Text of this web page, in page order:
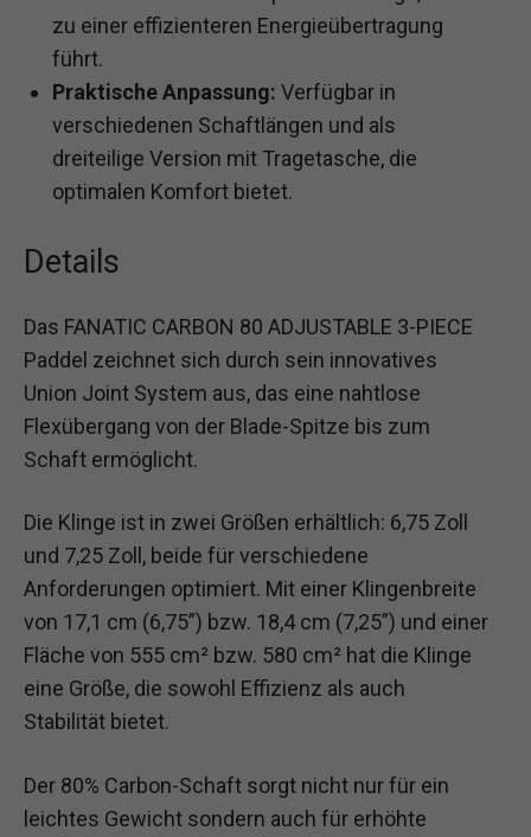
zu einer effizienteren Energieübertragung
führt.
Praktische Anpassung: Verfügbar in
verschiedenen Schaftlängen und als
dreiteilige Version mit Tragetasche, die
optimalen Komfort bietet.
Details
Das FANATIC CARBON 80 ADJUSTABLE 3-PIECE
Paddel zeichnet sich durch sein innovatives
Union Joint System aus, das eine nahtlose
Flexübergang von der Blade-Spitze bis zum
Schaft ermöglicht.
Die Klinge ist in zwei Größen erhältlich: 6,75 Zoll
und 7,25 Zoll, beide für verschiedene
Anforderungen optimiert. Mit einer Klingenbreite
von 17,1 cm (6,75”) bzw. 18,4 cm (7,25”) und einer
Fläche von 555 cm² bzw. 580 cm² hat die Klinge
eine Größe, die sowohl Effizienz als auch
Stabilität bietet.
Der 80% Carbon-Schaft sorgt nicht nur für ein
leichtes Gewicht sondern auch für erhöhte